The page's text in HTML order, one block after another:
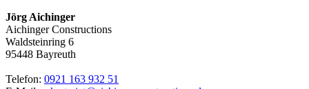
Jörg Aichinger
Aichinger Constructions
Waldsteinring 6
95448 Bayreuth
Telefon: 0921 163 932 51